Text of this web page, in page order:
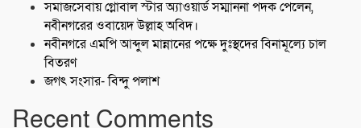
সমাজসেবায় গ্লোবাল স্টার অ্যাওয়ার্ড সম্মাননা পদক পেলেন,
নবীনগরের ওবায়েদ উল্লাহ অবিদ।
নবীনগরে এমপি আব্দুল মান্নানের পক্ষে দুঃস্থদের বিনামূল্যে চাল
বিতরণ
জগৎ সংসার- বিন্দু পলাশ
Recent Comments